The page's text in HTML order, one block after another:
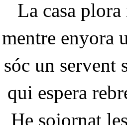
La casa
mentre enyora
sóc un servent
qui espera
He sojornat